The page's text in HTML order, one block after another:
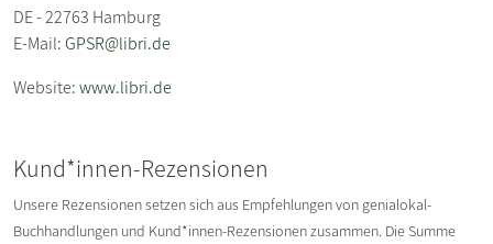
DE - 22763 Hamburg
E-Mail:GPSR@libri.de
Website:www.libri.de
Kund*innen-Rezensionen
Unsere Rezensionen setzen sich aus Empfehlungen von genialokal-
Buchhandlungen und Kund*innen-Rezensionen zusammen. Die Summe